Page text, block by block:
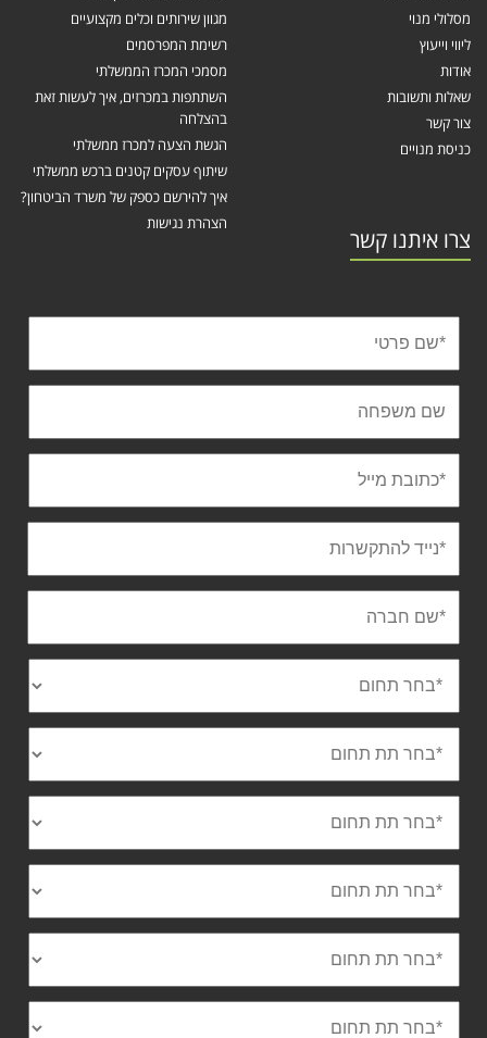
מסלולי מנוי
ליווי וייעוץ
אודות
שאלות ותשובות
צור קשר
כניסת מנויים
מגוון שירותים וכלים מקצועיים
רשימת המפרסמים
מסמכי המכרז הממשלתי
השתתפות במכרזים, איך לעשות זאת
בהצלחה
הגשת הצעה למכרז ממשלתי
שיתוף עסקים קטנים ברכש ממשלתי
איך להירשם כספק של משרד הביטחון?
הצהרת נגישות
צרו איתנו קשר